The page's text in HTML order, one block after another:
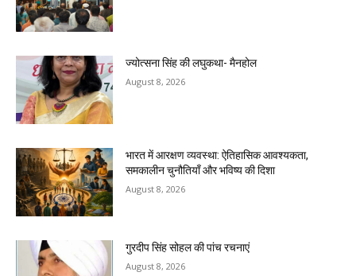
ज्योत्सना सिंह की लघुकथा- मैनहोल
August 8, 2026
भारत में आरक्षण व्यवस्था: ऐतिहासिक आवश्यकता,
समकालीन चुनौतियाँ और भविष्य की दिशा
August 8, 2026
गुरदीप सिंह सोहल की पांच रचनाएं
August 8, 2026